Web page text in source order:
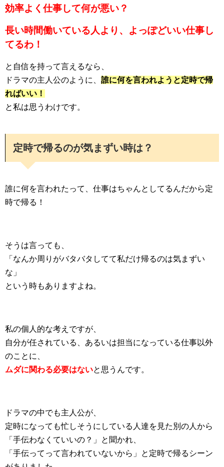
効率よく仕事して何が悪い？
長い時間働いている人より、よっぽどいい仕事し
てるわ！
と自信を持って言えるなら、
ドラマの主人公のように、 誰に何を言われようと定時で帰
ればいい！
と私は思うわけです。
定時で帰るのが気まずい時は？
誰に何を言われたって、仕事はちゃんとしてるんだから定
時で帰る！
そうは言っても、
「なんか周りがバタバタしてて私だけ帰るのは気まずい
な」
という時もありますよね。
私の個人的な考えですが、
自分が任されている、あるいは担当になっている仕事以外
のことに、
ムダに関わる必要はないと思うんです。
ドラマの中でも主人公が、
定時になっても忙しそうにしている人達を見た別の人から
「手伝わなくていいの？」と聞かれ、
「手伝ってって言われていないから」と定時で帰るシーン